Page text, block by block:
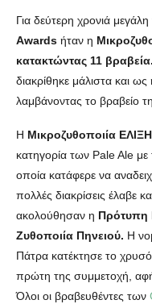
Για δεύτερη χρονιά
Awards ήταν η
κατακτώντας 11 βραβεία.
διακρίθηκε μάλιστα και
λαμβάνοντας το βραβείο
Η Μικροζυθοποιία ΕΛΙΞΗ
κατηγορία των Pale Ale
οποία κατάφερε να
πολλές διακρίσεις έλαβε
ακολούθησαν η Πρότυπη
Ζυθοποιία Πηνειού. Η
Πάτρα κατέκτησε το
πρώτη της συμμετοχή,
Όλοι οι βραβευθέντες των